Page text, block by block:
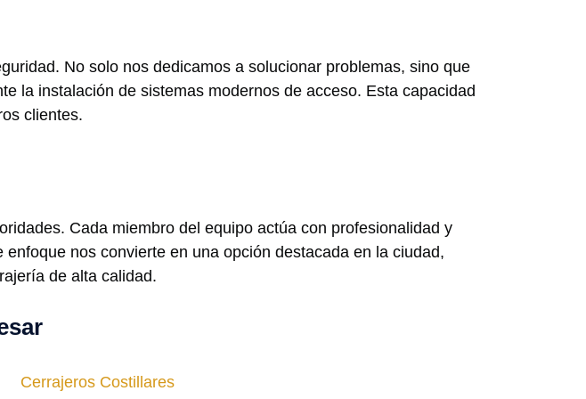
No solo nos dedicamos a solucionar problemas, sino que
la instalación de sistemas modernos de acceso. Esta capacidad
clientes.
Cada miembro del equipo actúa con profesionalidad y
nos convierte en una opción destacada en la ciudad,
de alta calidad.
Cerrajeros Costillares